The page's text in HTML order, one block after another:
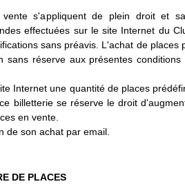
s'appliquent de plein droit et
effectuées sur le site Internet du
sans préavis. L'achat de places
sans réserve aux présentes conditions
Internet une quantité de places
billetterie se réserve le droit
en vente.
de son achat par email.
DE PLACES